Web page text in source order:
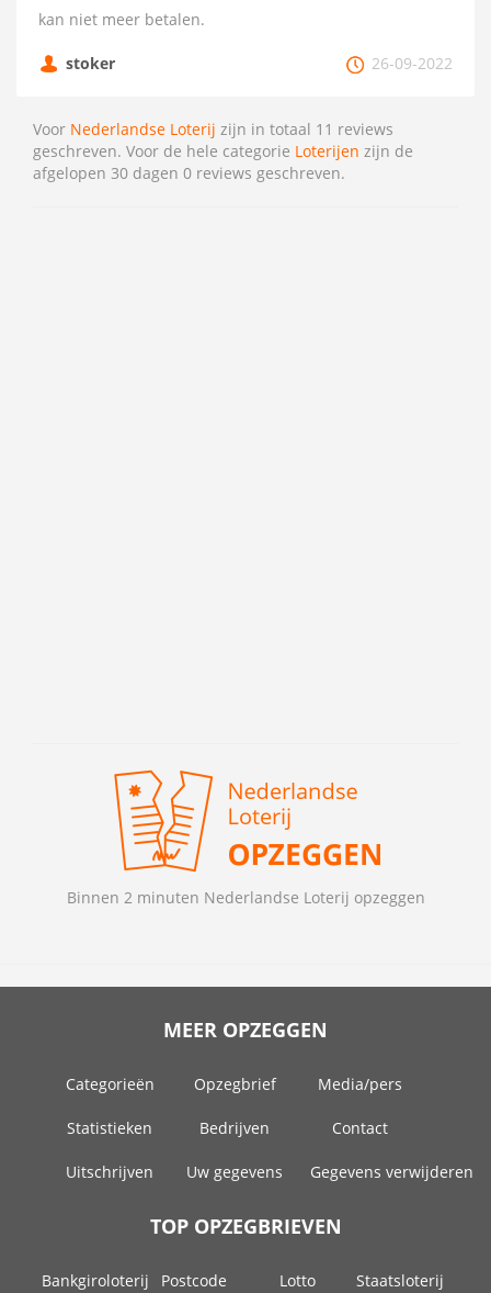
kan niet meer betalen.
stoker 26-09-2022
Voor Nederlandse Loterij zijn in totaal 11 reviews
geschreven. Voor de hele categorie Loterijen zijn de
afgelopen 30 dagen 0 reviews geschreven.
Binnen 2 minuten Nederlandse Loterij opzeggen
MEER OPZEGGEN
Categorieën Opzegbrief Media/pers
Statistieken Bedrijven Contact
Uitschrijven Uw gegevens Gegevens verwijderen
TOP OPZEGBRIEVEN
Bankgiroloterij
Postcode
Lotto Staatsloterij